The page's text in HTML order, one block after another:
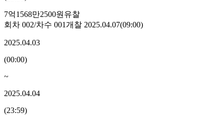
7억1568만2500원 유찰
회차 002/차수 001개찰 2025.04.07(09:00)
2025.04.03
(00:00)
~
2025.04.04
(23:59)